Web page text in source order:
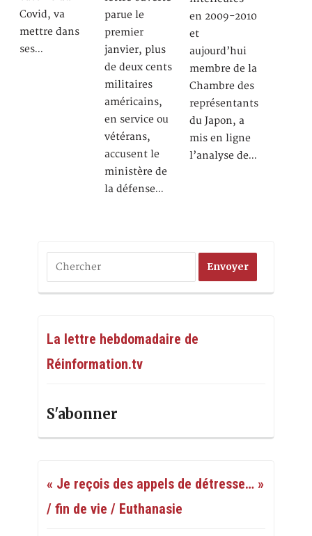
Covid, va
mettre dans
ses…
parue le
premier
janvier, plus
de deux cents
militaires
américains,
en service ou
vétérans,
accusent le
ministère de
la défense…
en 2009-2010
et
aujourd’hui
membre de la
Chambre des
représentants
du Japon, a
mis en ligne
l’analyse de…
La lettre hebdomadaire de
Réinformation.tv
S'abonner
« Je reçois des appels de détresse… »
/ fin de vie / Euthanasie